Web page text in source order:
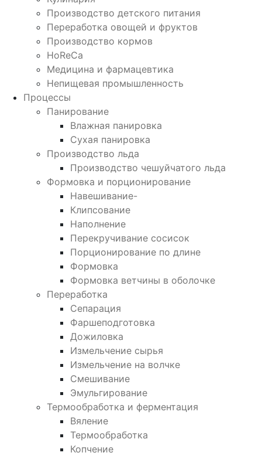
Производство детского питания
Переработка овощей и фруктов
Производство кормов
HoReCa
Медицина и фармацевтика
Непищевая промышленность
Процессы
Панирование
Влажная панировка
Сухая панировка
Производство льда
Производство чешуйчатого льда
Формовка и порционирование
Навешивание-
Клипсование
Наполнение
Перекручивание сосисок
Порционирование по длине
Формовка
Формовка ветчины в оболочке
Переработка
Сепарация
Фаршеподготовка
Дожиловка
Измельчение сырья
Измельчение на волчке
Смешивание
Эмульгирование
Термообработка и ферментация
Вяление
Термообработка
Копчение